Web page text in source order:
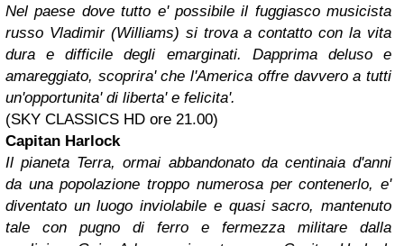
Nel paese dove tutto e' possibile il fuggiasco musicista
russo Vladimir (Williams) si trova a contatto con la vita
dura e difficile degli emarginati. Dapprima deluso e
amareggiato, scoprira' che l'America offre davvero a tutti
un'opportunita' di liberta' e felicita'.
(SKY CLASSICS HD ore 21.00)
Capitan Harlock
Il pianeta Terra, ormai abbandonato da centinaia d'anni
da una popolazione troppo numerosa per contenerlo, e'
diventato un luogo inviolabile e quasi sacro, mantenuto
tale con pugno di ferro e fermezza militare dalla